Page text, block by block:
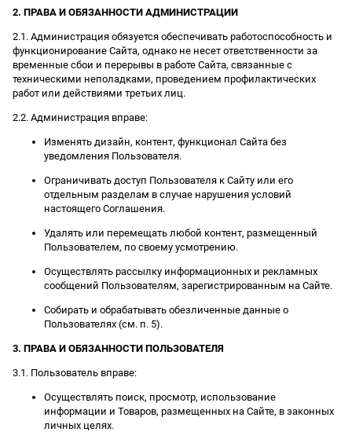
2. ПРАВА И ОБЯЗАННОСТИ АДМИНИСТРАЦИИ
2.1. Администрация обязуется обеспечивать работоспособность и
функционирование Сайта, однако не несет ответственности за
временные сбои и перерывы в работе Сайта, связанные с
техническими неполадками, проведением профилактических
работ или действиями третьих лиц.
2.2. Администрация вправе:
Изменять дизайн, контент, функционал Сайта без
уведомления Пользователя.
Ограничивать доступ Пользователя к Сайту или его
отдельным разделам в случае нарушения условий
настоящего Соглашения.
Удалять или перемещать любой контент, размещенный
Пользователем, по своему усмотрению.
Осуществлять рассылку информационных и рекламных
сообщений Пользователям, зарегистрированным на Сайте.
Собирать и обрабатывать обезличенные данные о
Пользователях (см. п. 5).
3. ПРАВА И ОБЯЗАННОСТИ ПОЛЬЗОВАТЕЛЯ
3.1. Пользователь вправе:
Осуществлять поиск, просмотр, использование
информации и Товаров, размещенных на Сайте, в законных
личных целях.